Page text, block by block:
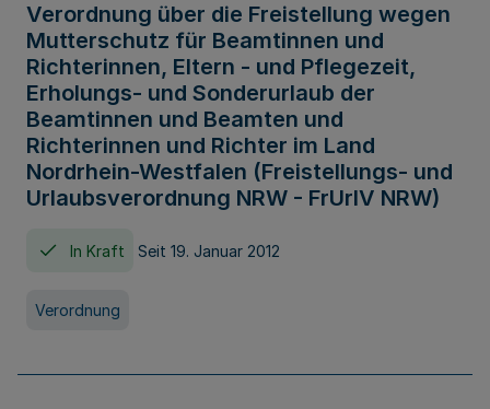
Verordnung über die Freistellung wegen
Mutterschutz für Beamtinnen und
Richterinnen, Eltern - und Pflegezeit,
Erholungs- und Sonderurlaub der
Beamtinnen und Beamten und
Richterinnen und Richter im Land
Nordrhein-Westfalen (Freistellungs- und
Urlaubsverordnung NRW - FrUrlV NRW)
In Kraft Seit 19. Januar 2012
Verordnung